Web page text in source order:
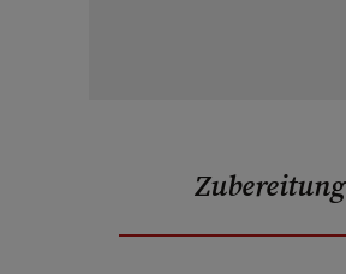
Zubereitung